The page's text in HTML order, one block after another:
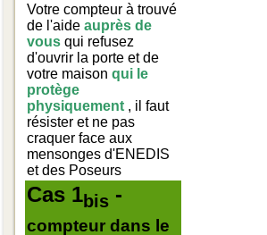
Votre compteur à trouvé
de l'aideauprès de
vous qui refusez
d'ouvrir la porte et de
votre maisonqui le
protège
physiquement , il faut
résister et ne pas
craquer face aux
mensonges d'ENEDIS
et des Poseurs
Cas 1bis -
compteur dans le